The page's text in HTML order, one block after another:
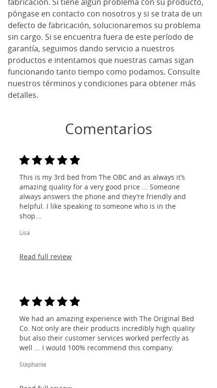
póngase en contacto con nosotros y si se trata de un
defecto de fabricación, solucionaremos su problema
sin cargo. Si se encuentra fuera de este período de
garantía, seguimos dando servicio a nuestros
productos e intentamos que nuestras camas sigan
funcionando tanto tiempo como podamos. Consulte
nuestros términos y condiciones para obtener más
detalles.
Comentarios
This is my 3rd bed from The OBC and as always it’s
amazing quality for a very good price ... Someone
always answers the phone and they’re friendly and
helpful. I like speaking to someone who is in the
shop...
Lisa
Read full review
We had an amazing experience with The Original Bed
Co. Not only are their products incredibly high quality
but also their customer services worked perfectly as
well ... I would 100% recommend this company.
Stephanie